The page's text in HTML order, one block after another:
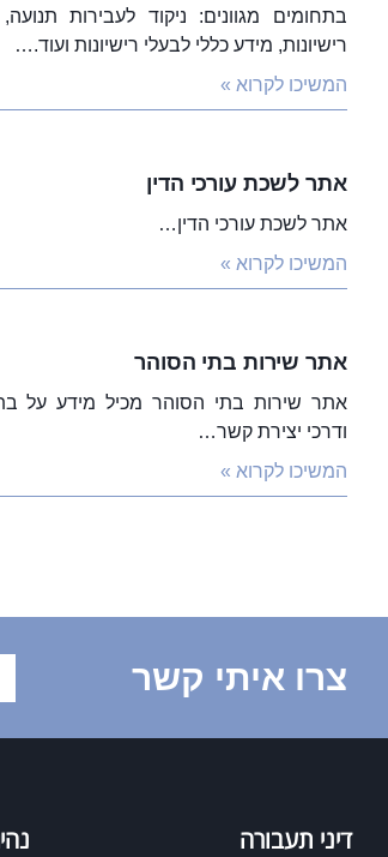
בתחומים מגוונים: ניקוד לעבירות
רישיונות, מידע כללי לבעלי רישיונות ועוד.…
המשיכו לקרוא »
אתר לשכת עורכי הדין
אתר לשכת עורכי הדין…
המשיכו לקרוא »
אתר שירות בתי הסוהר
אתר שירות בתי הסוהר מכיל מידע על
ודרכי יצירת קשר…
המשיכו לקרוא »
צרו איתי קשר
דיני תעבורה